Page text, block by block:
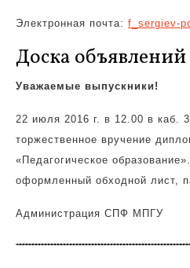
Электронная почта: f_sergiev-
Доска объявлений
Уважаемые выпускники!
22 июля 2016 г. в 12.00 в каб.
торжественное вручение
«Педагогическое
оформленный обходной лист,
Администрация СПФ МПГУ